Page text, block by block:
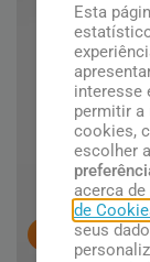
pessoas
Esta
interesse
permitir
cookies,
escolher
acerca
de
seus